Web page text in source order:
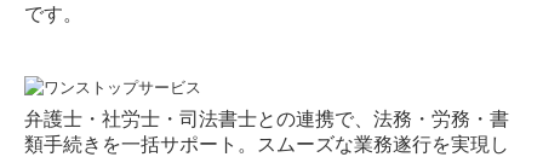
です。
弁護士・社労士・司法書士との連携で、法務・労務・書
類手続きを一括サポート。スムーズな業務遂行を実現し